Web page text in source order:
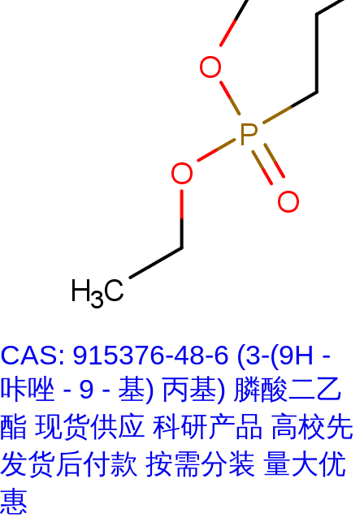
CAS: 915376-48-6 (3-(9H -
咔唑 - 9 - 基) 丙基) 膦酸二乙
酯 现货供应 科研产品 高校先
发货后付款 按需分装 量大优
惠